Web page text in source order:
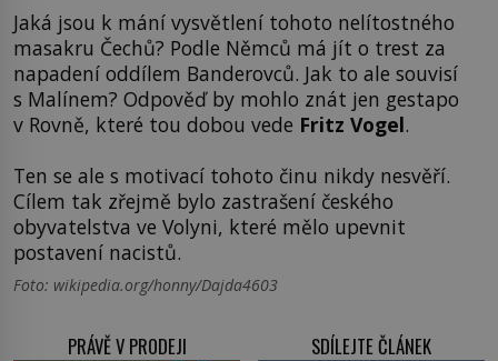
Jaká jsou k mání vysvětlení tohoto nelítostného
masakru Čechů? Podle Němců má jít o trest za
napadení oddílem Banderovců. Jak to ale souvisí
s Malínem? Odpověď by mohlo znát jen gestapo
v Rovně, které tou dobou vede Fritz Vogel.
Ten se ale s motivací tohoto činu nikdy nesvěří.
Cílem tak zřejmě bylo zastrašení českého
obyvatelstva ve Volyni, které mělo upevnit
postavení nacistů.
Foto: wikipedia.org/honny/Dajda4603
PRÁVĚ V PRODEJI SDÍLEJTE ČLÁNEK